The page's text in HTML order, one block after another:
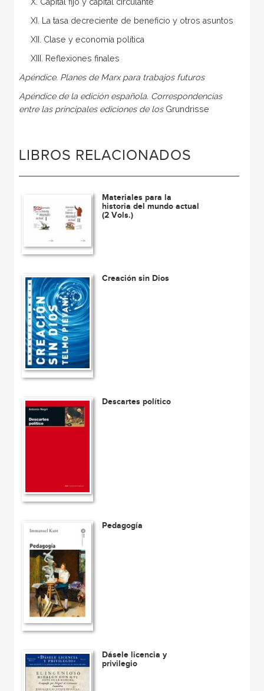
XI. La tasa decreciente de beneficio y otros asuntos
XII. Clase y economía política
XIII. Reflexiones finales
Apéndice. Planes de Marx para trabajos futuros
Apéndice de la edición española. Correspondencias
entre las principales ediciones de los Grundrisse
LIBROS RELACIONADOS
Materiales para la
historia del mundo actual
(2 Vols.)
Creación sin Dios
Descartes político
Pedagogía
Dásele licencia y
privilegio